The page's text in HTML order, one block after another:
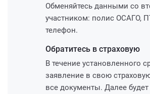
Обменяйтесь данными со
участником: полис ОСАГО,
телефон.
Обратитесь в страховую
В течение установленного
заявление в свою
все документы. Далее будет